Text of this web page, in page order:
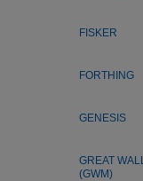
FISKER
FORTHING
GENESIS
GREAT WALL
(GWM)